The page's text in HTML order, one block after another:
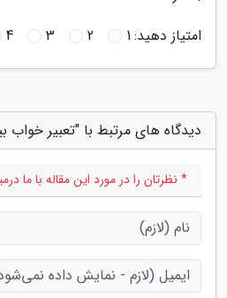
امتیاز دهید:1
2
3
4
دیدگاه های مرتبط با "تعبیر خواب
* نظرتان را در مورد این مقاله با ما